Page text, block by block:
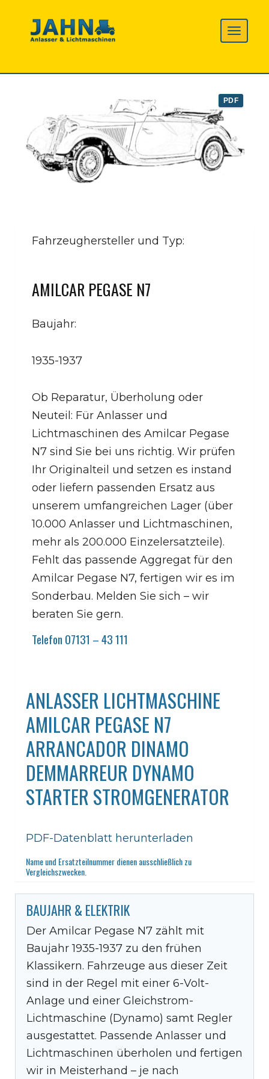
PDF
Fahrzeughersteller und Typ:
AMILCAR PEGASE N7
Baujahr:
1935-1937
Ob Reparatur, Überholung oder
Neuteil: Für Anlasser und
Lichtmaschinen des Amilcar Pegase
N7 sind Sie bei uns richtig. Wir prüfen
Ihr Originalteil und setzen es instand
oder liefern passenden Ersatz aus
unserem umfangreichen Lager (über
10.000 Anlasser und Lichtmaschinen,
mehr als 200.000 Einzelersatzteile).
Fehlt das passende Aggregat für den
Amilcar Pegase N7, fertigen wir es im
Sonderbau. Melden Sie sich – wir
beraten Sie gern.
Telefon 07131 – 43 111
ANLASSER LICHTMASCHINE
AMILCAR PEGASE N7
ARRANCADOR DINAMO
DEMMARREUR DYNAMO
STARTER STROMGENERATOR
PDF-Datenblatt herunterladen
Name und Ersatzteilnummer dienen ausschließlich zu
Vergleichszwecken.
BAUJAHR & ELEKTRIK
Der Amilcar Pegase N7 zählt mit
Baujahr 1935-1937 zu den frühen
Klassikern. Fahrzeuge aus dieser Zeit
sind in der Regel mit einer 6-Volt-
Anlage und einer Gleichstrom-
Lichtmaschine (Dynamo) samt Regler
ausgestattet. Passende Anlasser und
Lichtmaschinen überholen und fertigen
wir in Meisterhand – je nach